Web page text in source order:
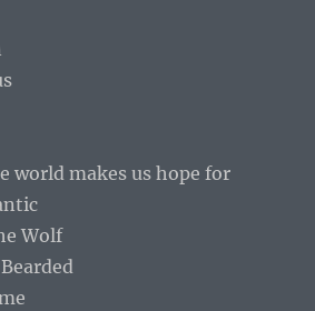
world makes us hope for
Wolf